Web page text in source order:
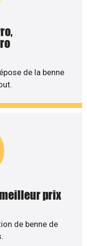
de la benne
prix
de benne de